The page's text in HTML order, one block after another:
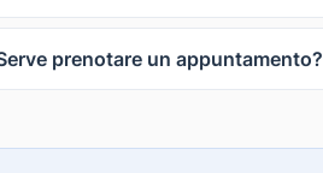
prenotare un appuntamento?